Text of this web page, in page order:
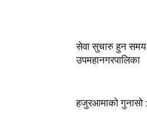
सेवा सुचारु हुन समय
उपमहानगरपालिका
हजुरआमाको गुनासो